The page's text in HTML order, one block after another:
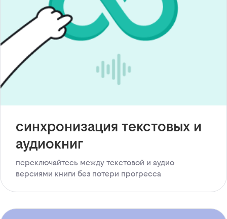
синхронизация текстовых и
аудиокниг
переключайтесь между текстовой и аудио
версиями книги без потери прогресса